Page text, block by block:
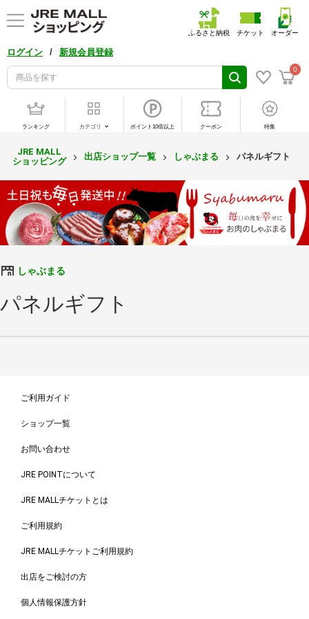
ログイン / 新規会員登録
0
ふるさと納税 チケット オーダー
ランキング カテゴリ ポイント10倍以上 クーポン 特集
JRE MALL
ショッピング
出店ショップ一覧 しゃぶまる パネルギフト
しゃぶまる
パネルギフト
ご利用ガイド
ショップ一覧
お問い合わせ
JRE POINTについて
JRE MALLチケットとは
ご利用規約
JRE MALLチケットご利用規約
出店をご検討の方
個人情報保護方針